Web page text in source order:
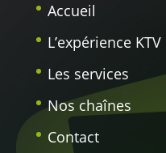
Accueil
L’expérience KTV
Les services
Nos chaînes
Contact